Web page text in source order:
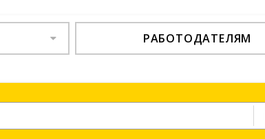
РАБОТОДАТЕЛЯМ